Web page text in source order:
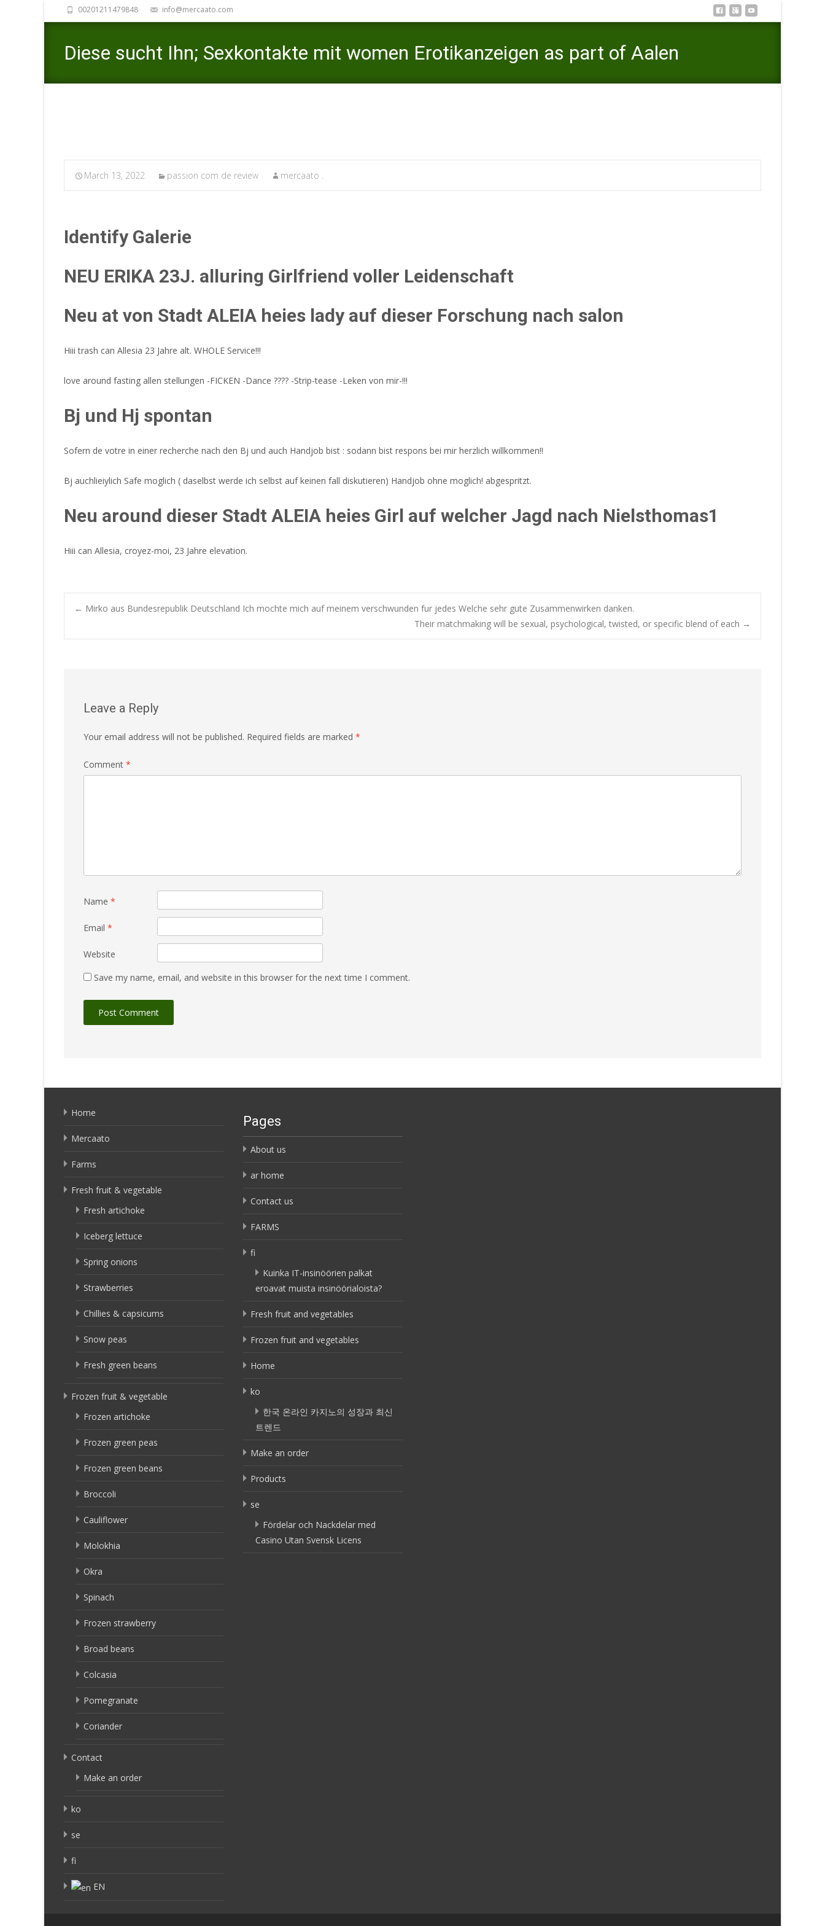
00201211479848 info@mercaato.com
Diese sucht Ihn; Sexkontakte mit women Erotikanzeigen as part of Aalen
March 13, 2022 passion com de review mercaato .
Identify Galerie
NEU ERIKA 23J. alluring Girlfriend voller Leidenschaft
Neu at von Stadt ALEIA heies lady auf dieser Forschung nach salon
Hiii trash can Allesia 23 Jahre alt. WHOLE Service!!!
love around fasting allen stellungen -FICKEN -Dance ???? -Strip-tease -Leken von mir-!!!
Bj und Hj spontan
Sofern de votre in einer recherche nach den Bj und auch Handjob bist : sodann bist respons bei mir herzlich willkommen!!
Bj auchlieiylich Safe moglich ( daselbst werde ich selbst auf keinen fall diskutieren) Handjob ohne moglich! abgespritzt.
Neu around dieser Stadt ALEIA heies Girl auf welcher Jagd nach Nielsthomas1
Hiii can Allesia, croyez-moi, 23 Jahre elevation.
Post navigation
← Mirko aus Bundesrepublik Deutschland Ich mochte mich auf meinem verschwunden fur jedes Welche sehr gute Zusammenwirken danken.
Their matchmaking will be sexual, psychological, twisted, or specific blend of each →
Leave a Reply
Your email address will not be published. Required fields are marked *
Comment *
Name *
Email *
Website
Save my name, email, and website in this browser for the next time I comment.
Home
Mercaato
Farms
Fresh fruit & vegetable
Fresh artichoke
Iceberg lettuce
Spring onions
Strawberries
Chillies & capsicums
Snow peas
Fresh green beans
Frozen fruit & vegetable
Frozen artichoke
Frozen green peas
Frozen green beans
Broccoli
Cauliflower
Molokhia
Okra
Spinach
Frozen strawberry
Broad beans
Colcasia
Pomegranate
Coriander
Contact
Make an order
ko
se
fi
EN
Pages
About us
ar home
Contact us
FARMS
fi
Kuinka IT-insinöörien palkat
eroavat muista insinöörialoista?
Fresh fruit and vegetables
Frozen fruit and vegetables
Home
ko
한국 온라인 카지노의 성장과 최신
트렌드
Make an order
Products
se
Fördelar och Nackdelar med
Casino Utan Svensk Licens